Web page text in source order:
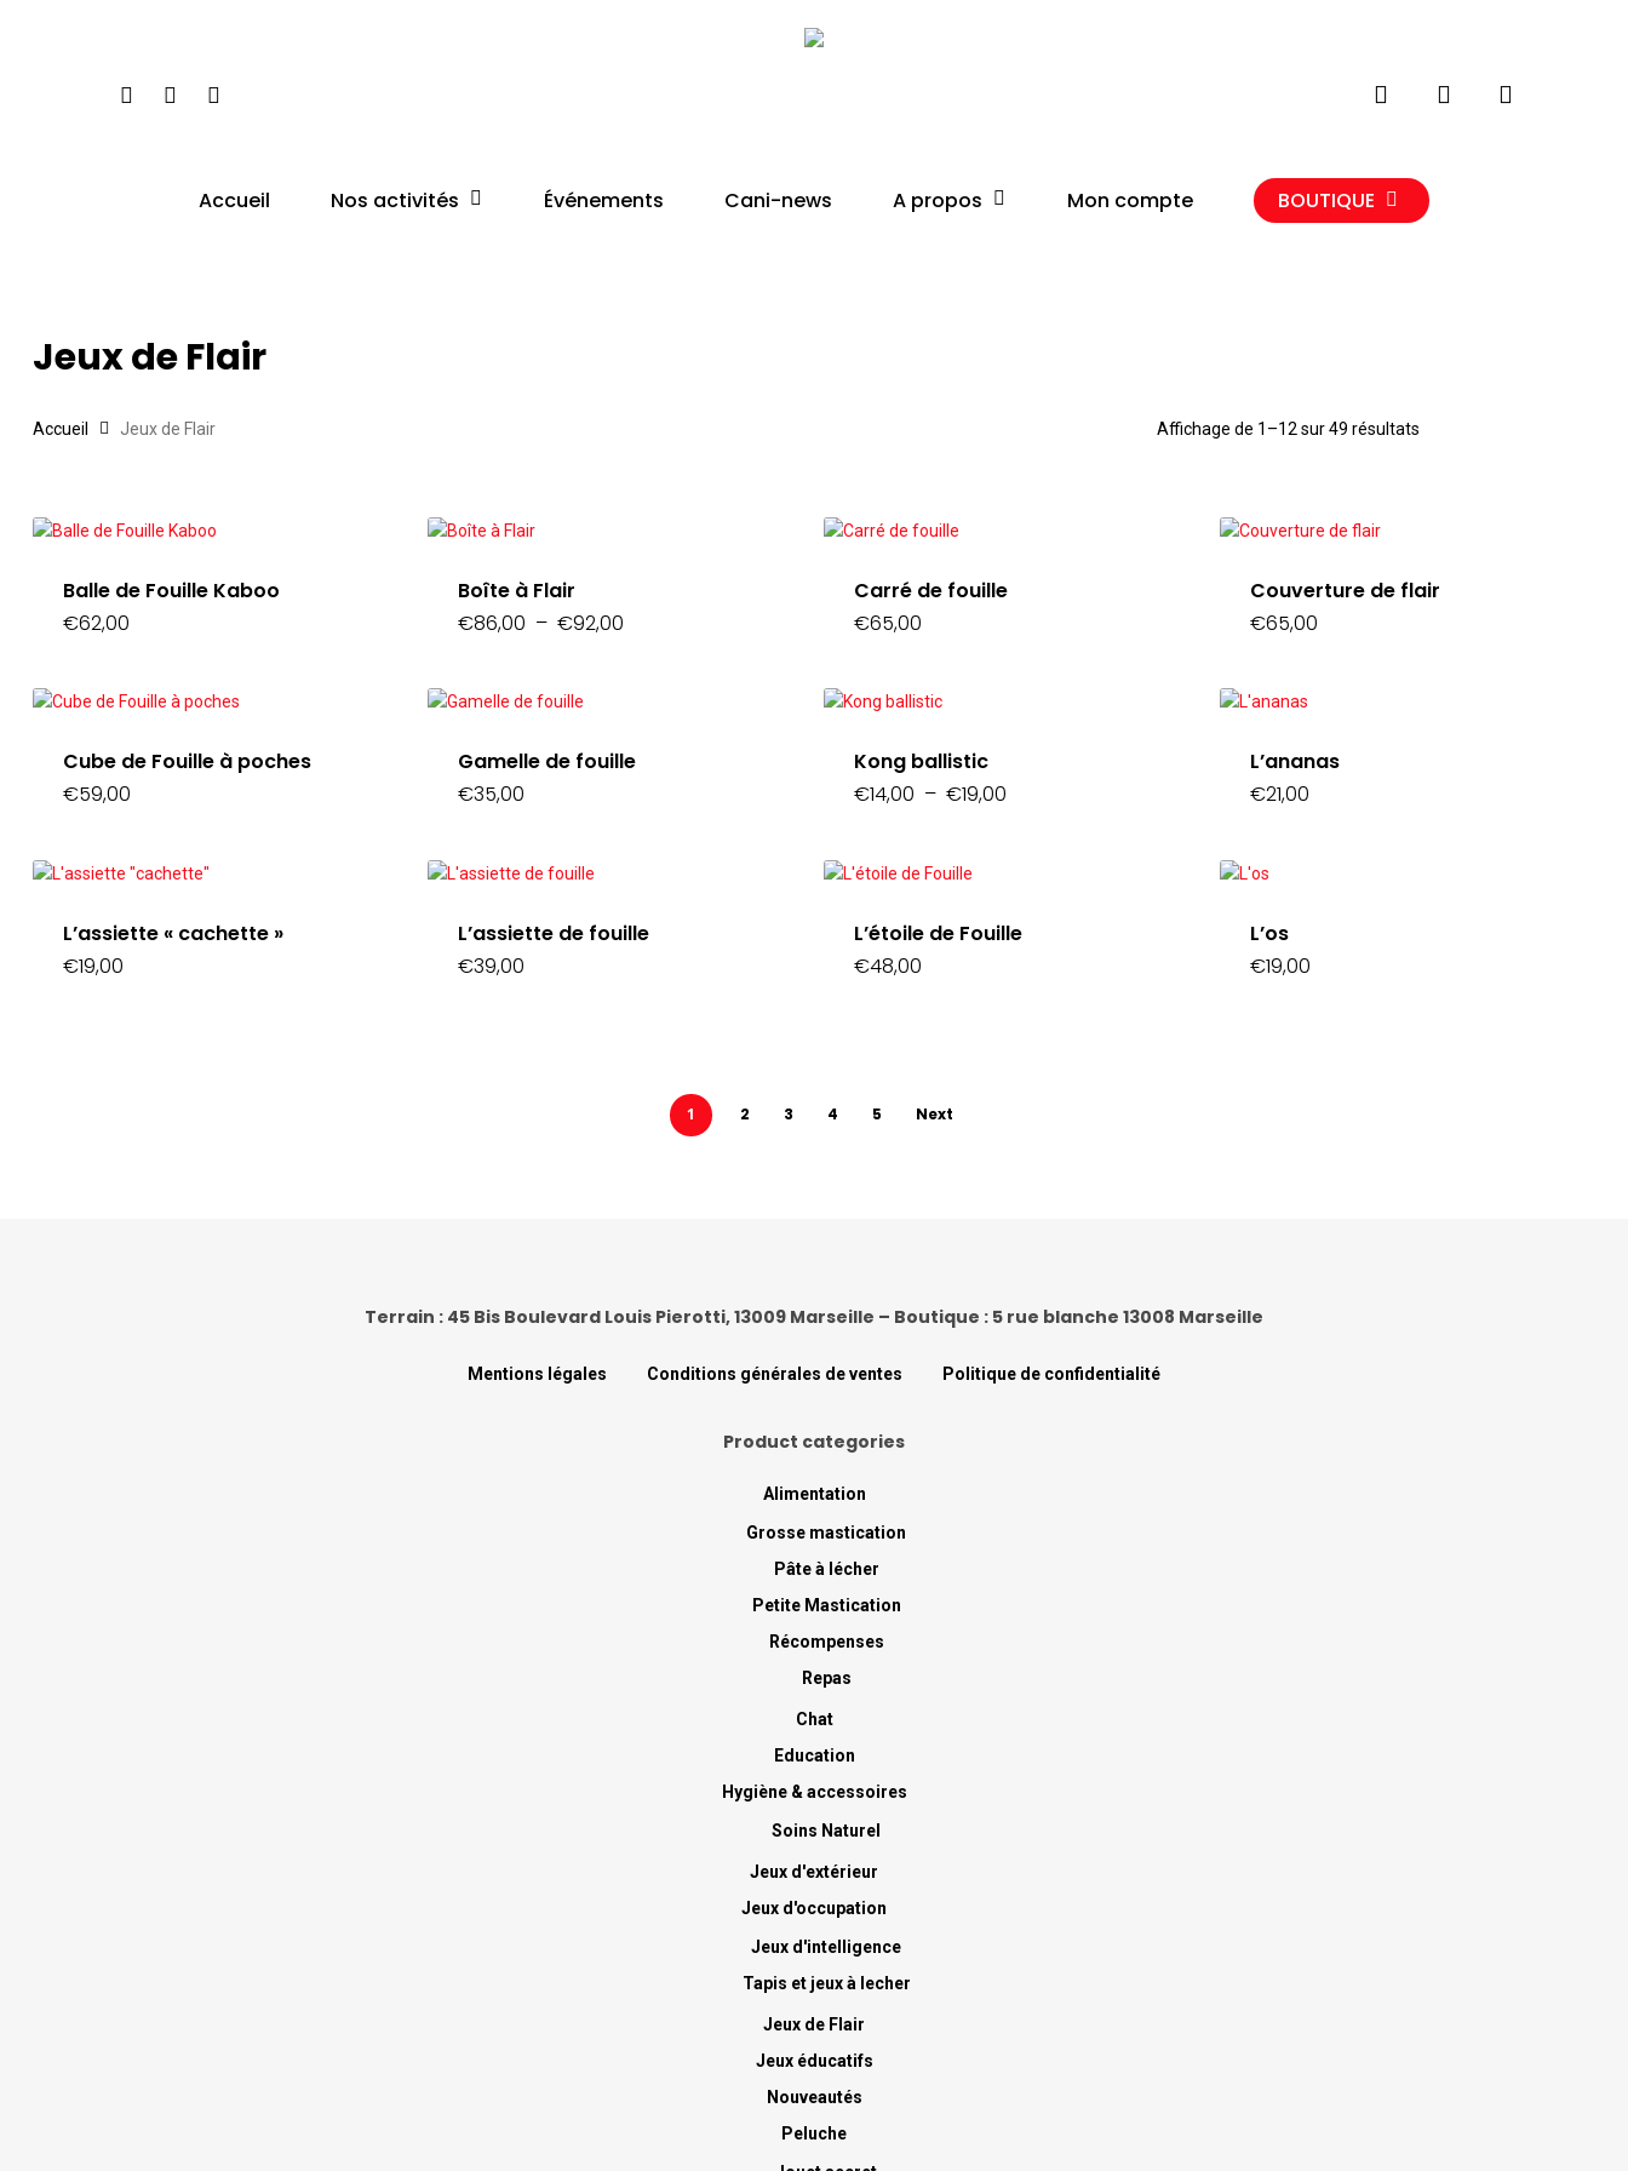
facebookgoogle-instagram
Accueil Nos activités Événements Cani-news A propos Mon compte BOUTIQUE
Jeux de Flair
Affichage de 1–12 sur 49 résultats
Accueil Jeux de Flair
Balle de Fouille Kaboo
€62,00
Boîte à Flair
€86,00 – €92,00
Carré de fouille
€65,00
Couverture de flair
€65,00
Cube de Fouille à poches
€59,00
Gamelle de fouille
€35,00
Kong ballistic
€14,00 – €19,00
L’ananas
€21,00
L’assiette « cachette »
€19,00
L’assiette de fouille
€39,00
L’étoile de Fouille
€48,00
L’os
€19,00
1 2 3 4 5 Next
Terrain : 45 Bis Boulevard Louis Pierotti, 13009 Marseille – Boutique : 5 rue blanche 13008 Marseille
Mentions légales Conditions générales de ventes Politique de confidentialité
Product categories
Alimentation
Grosse mastication
Pâte à lécher
Petite Mastication
Récompenses
Repas
Chat
Education
Hygiène & accessoires
Soins Naturel
Jeux d'extérieur
Jeux d'occupation
Jeux d'intelligence
Tapis et jeux à lecher
Jeux de Flair
Jeux éducatifs
Nouveautés
Peluche